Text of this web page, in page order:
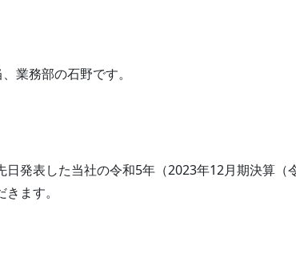
業務部の石野です。
日発表した当社の令和5年（2023年12月期決算
ます。